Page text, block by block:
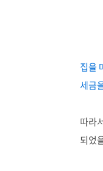
집을
세금
따라
되었